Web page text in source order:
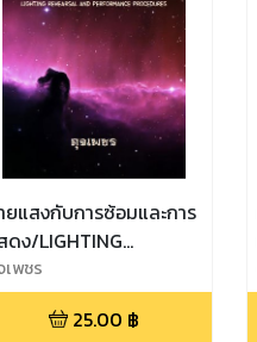
ยแสงกับการซ้อมและการ
ดง/LIGHTING
AND
PROCEDURES.
เพชร
25.00 ฿